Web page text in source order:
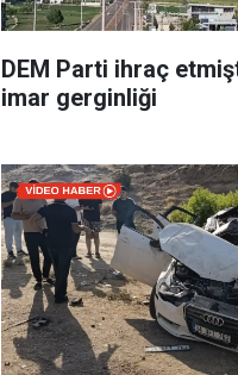
DEM Parti ihraç
imar gerginliği